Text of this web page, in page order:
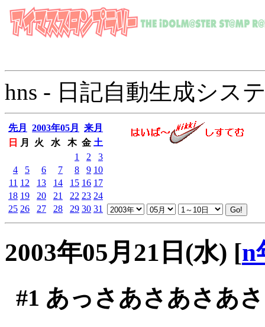
hns - 日記自動生成シス
先月 2003年05月
来月
日
月 火 水 木 金 土
1
2
3
4
5 6 7 8 9 10
11 12 13 14 15 16 17
18 19 20 21 22 23 24
25 26 27 28 29 30 31
2003年05月21日(水) [n
#1 あっさあさあさあ